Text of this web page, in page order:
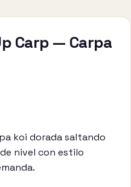
Carp — Carpa
koi dorada saltando
nivel con estilo